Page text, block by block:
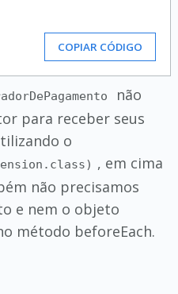
COPIAR CÓDIGO
não
para receber seus
o
, em cima
não precisamos
e nem o objeto
método beforeEach.